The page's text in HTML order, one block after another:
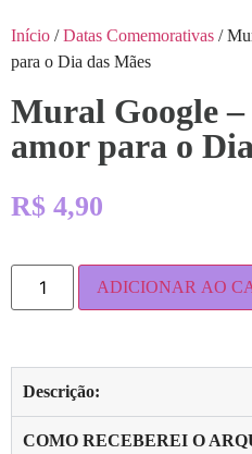
Início /Datas Comemorativas /
para o Dia das Mães
Mural Google
amor para o
R$ 4,90
ADICIONAR AO
Descrição:
COMO RECEBEREI O